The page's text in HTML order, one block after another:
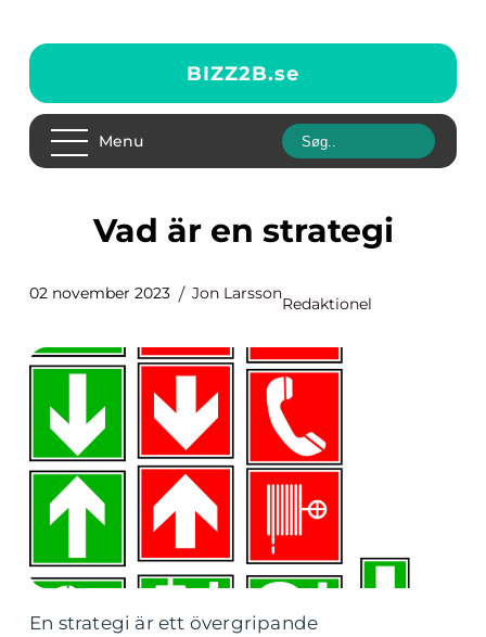
BIZZ2B.se
Menu
Vad är en strategi
02 november 2023 Jon Larsson
Redaktionel
En strategi är ett övergripande